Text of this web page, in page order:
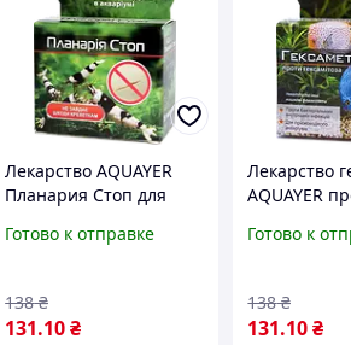
Лекарство AQUAYER
Планария Стоп для
средсво против
Готово к отправке
131.10₴
138 ₴
Лекарство
AQUAYER
-леарство
Готово к
131.10₴
138 ₴